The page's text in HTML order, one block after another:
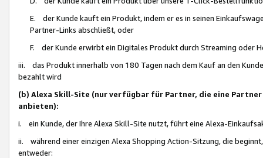
E. der Kunde kauft ein Produkt, indem er es in seinen
Partner-Links abschließt, oder
F. der Kunde erwirbt ein Digitales Produkt durch Streaming oder
iii. das Produkt innerhalb von 180 Tagen nach dem Kauf an den
bezahlt wird
(b) Alexa Skill-Site (nur verfügbar für Partner, die eine
anbieten):
i. ein Kunde, der Ihre Alexa Skill-Site nutzt, führt eine Alexa-
ii. während einer einzigen Alexa Shopping Action-Sitzung, die
entweder: